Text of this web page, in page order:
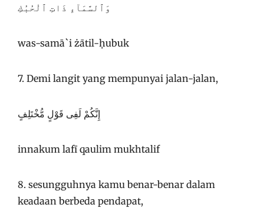
وَٱلسَّمَآءِ ذَاتِ ٱلْحُبُكِ
was-samā`i żātil-ḥubuk
7. Demi langit yang mempunyai jalan-jalan,
إِنَّكُمْ لَفِى قَوْلٍ مُّخْتَلِفٍ
innakum lafī qaulim mukhtalif
8. sesungguhnya kamu benar-benar dalam
keadaan berbeda pendapat,